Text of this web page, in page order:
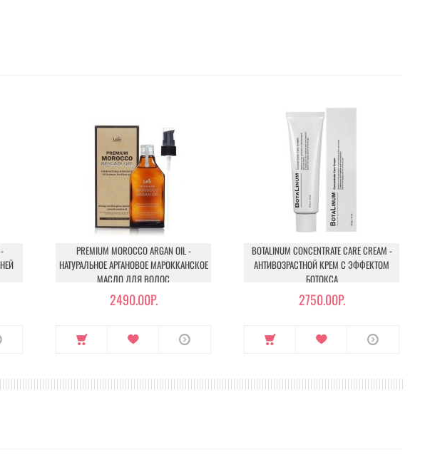
PREMIUM MOROCCO ARGAN OIL -
НАТУРАЛЬНОЕ АРГАНОВОЕ МАРОККАНСКОЕ
МАСЛО ДЛЯ ВОЛОС
2490.00Р.
BOTALINUM CONCENTRATE CARE CREAM -
АНТИВОЗРАСТНОЙ КРЕМ С ЭФФЕКТОМ
БОТОКСА
2750.00Р.